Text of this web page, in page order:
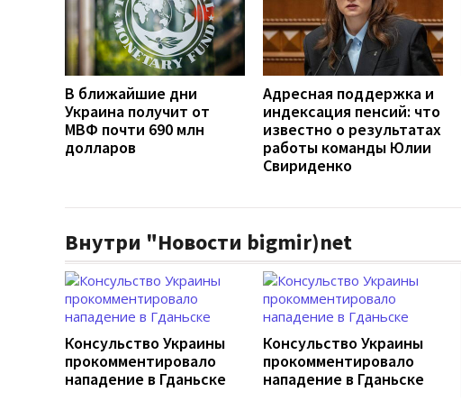
В ближайшие дни
Украина получит от
МВФ почти 690 млн
долларов
Адресная поддержка и
индексация пенсий: что
известно о результатах
работы команды Юлии
Свириденко
Внутри "Новости bigmir)net
Консульство Украины
прокомментировало
нападение в Гданьске
Консульство Украины
прокомментировало
нападение в Гданьске